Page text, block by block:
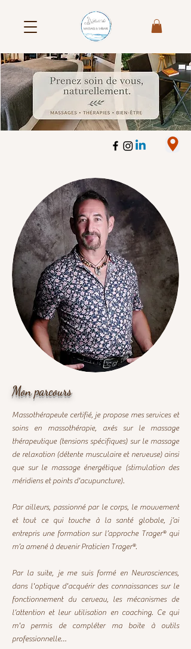
Mon parcours
Massothérapeute certifié, je propose mes services et
soins en massothérapie, axés sur le massage
thérapeutique (tensions spécifiques) sur le massage
de relaxation (détente musculaire et nerveuse) ainsi
que sur le massage énergétique (stimulation des
méridiens et points d'acupuncture).
Par ailleurs, passionné par le corps, le mouvement
et tout ce qui touche à la santé globale, j’ai
entrepris une formation sur l’approche Trager® qui
m’a amené à devenir Praticien Trager®.
Par la suite, je me suis formé en Neurosciences,
dans l'optique d'acquérir des connaissances sur le
fonctionnement du cerveau, les mécanismes de
l’attention et leur utilisation en coaching. Ce qui
m'a permis de compléter ma boite à outils
professionnelle…